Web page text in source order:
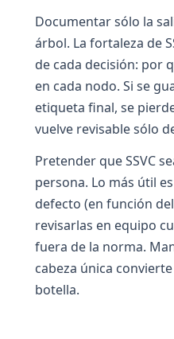
Documentar sólo la
árbol. La fortaleza de
de cada decisión: por
en cada nodo. Si se
etiqueta final, se
vuelve revisable sólo
Pretender que SSVC
persona. Lo más útil
defecto (en función
revisarlas en equipo
fuera de la norma.
cabeza única
botella.